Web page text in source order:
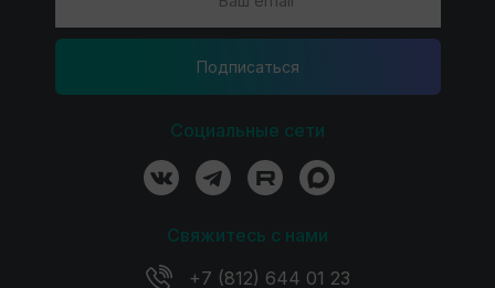
Подпиcаться
Социальные сети
Свяжитесь с нами
+7 (812) 644 01 23